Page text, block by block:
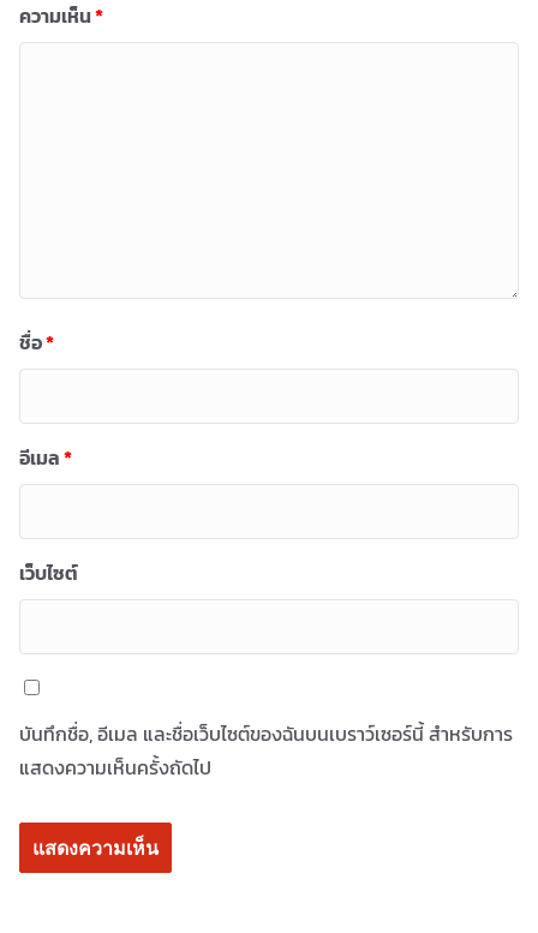
ความเห็น*
ชื่อ*
อีเมล*
เว็บไซต์
บันทึกชื่อ, อีเมล และชื่อเว็บไซต์ของฉันบนเบราว์เซอร์นี้ สำหรับการ
แสดงความเห็นครั้งถัดไป